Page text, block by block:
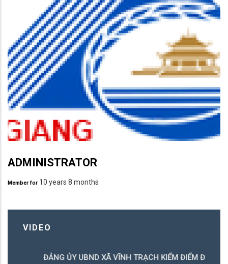
ADMINISTRATOR
Member for 10 years 8 months
VIDEO
ĐẢNG ỦY UBND XÃ VĨNH TRẠCH KIỂM ĐIỂM ĐÁNH